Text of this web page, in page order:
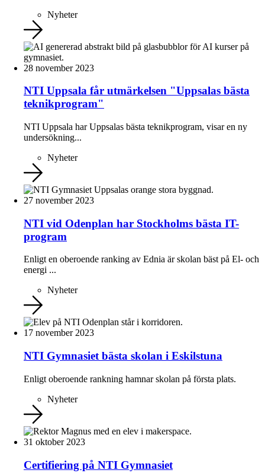
Nyheter
28 november 2023
NTI Uppsala får utmärkelsen "Uppsalas bästa
teknikprogram"
NTI Uppsala har Uppsalas bästa teknikprogram, visar en ny
undersökning...
Nyheter
27 november 2023
NTI vid Odenplan har Stockholms bästa IT-
program
Enligt en oberoende ranking av Ednia är skolan bäst på El- och
energi ...
Nyheter
17 november 2023
NTI Gymnasiet bästa skolan i Eskilstuna
Enligt oberoende rankning hamnar skolan på första plats.
Nyheter
31 oktober 2023
Certifiering på NTI Gymnasiet